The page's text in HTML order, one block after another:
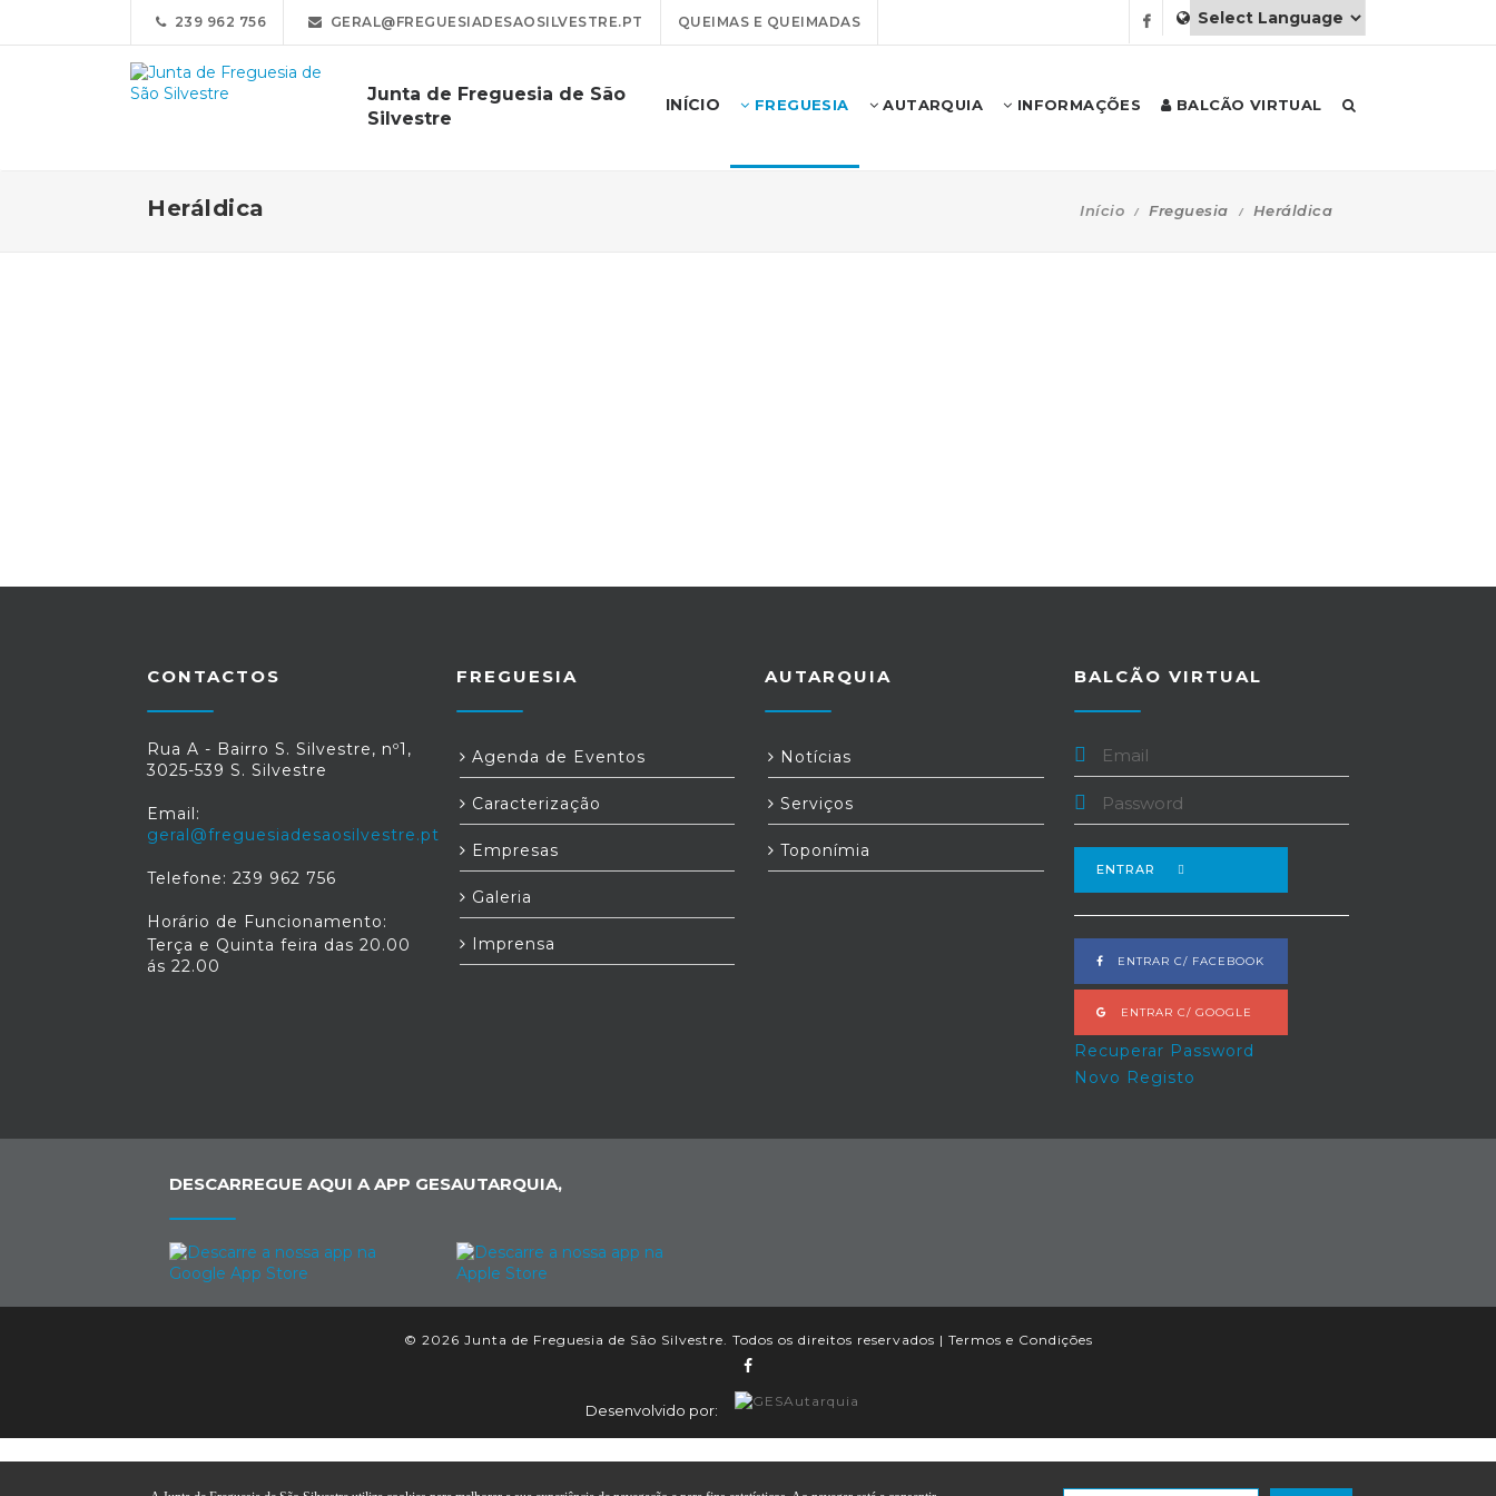
239 962 756 GERAL@FREGUESIADESAOSILVESTRE.PT QUEIMAS E QUEIMADAS
Junta de Freguesia de São
Silvestre
INÍCIO FREGUESIA AUTARQUIA INFORMAÇÕES BALCÃO VIRTUAL
Heráldica Início Freguesia Heráldica
CONTACTOS
Rua A - Bairro S. Silvestre, nº1,
3025-539 S. Silvestre
Email:
geral@freguesiadesaosilvestre.pt
Telefone: 239 962 756
Horário de Funcionamento:
Terça e Quinta feira das 20.00
ás 22.00
FREGUESIA
Agenda de Eventos
Caracterização
Empresas
Galeria
Imprensa
AUTARQUIA
Notícias
Serviços
Toponímia
BALCÃO VIRTUAL
ENTRAR
ENTRAR C/ FACEBOOK
ENTRAR C/ GOOGLE
Recuperar Password
Novo Registo
DESCARREGUE AQUI A APP GESAUTARQUIA,
© 2026 Junta de Freguesia de São Silvestre. Todos os direitos reservados | Termos e Condições
Desenvolvido por: